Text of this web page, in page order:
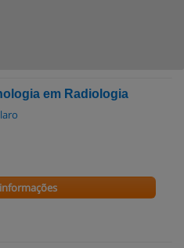
em Radiologia